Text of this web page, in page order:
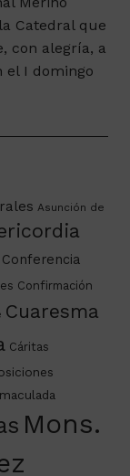
Catedral que
con alegría, a
el I domingo
Asunción de
Conferencia
Confirmación
Cuaresma
Cáritas
Mons.